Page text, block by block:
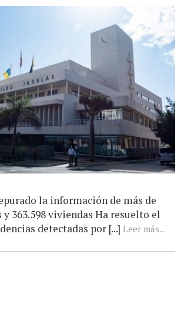
la información de más de
y 363.598 viviendas Ha resuelto el
detectadas por [...] Leer más...